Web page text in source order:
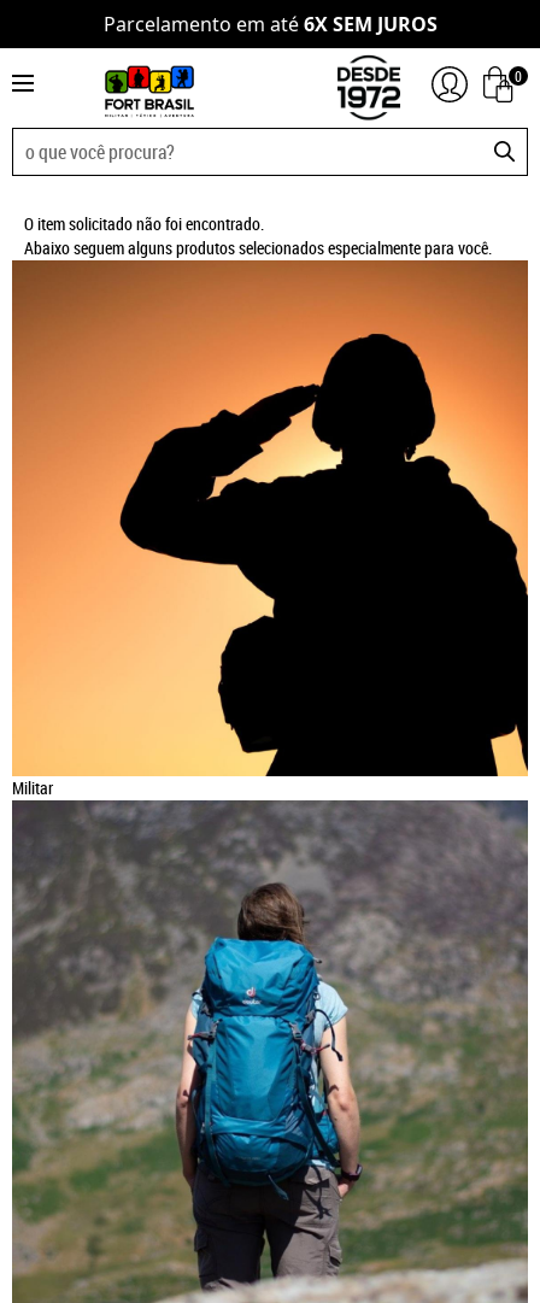
Parcelamento em até6X SEM JUROS
0
O item solicitado não foi encontrado.
Abaixo seguem alguns produtos selecionados especialmente para você.
Militar